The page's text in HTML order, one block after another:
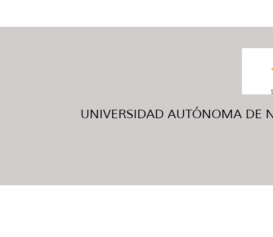
UNIVERSIDAD AUTÓNOMA DE